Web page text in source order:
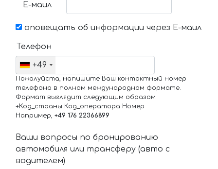
Е-маил
оповещать об информации через Е-маил
Телефон
+49
Пожалуйста, напишите Ваш контактный номер
телефона в полном международном формате.
Формат выглядит следующим образом:
+Код_страны Код_оператора Номер
Например, +49 176 22366899
Ваши вопросы по бронированию
автомобиля или трансферу (авто с
водителем)